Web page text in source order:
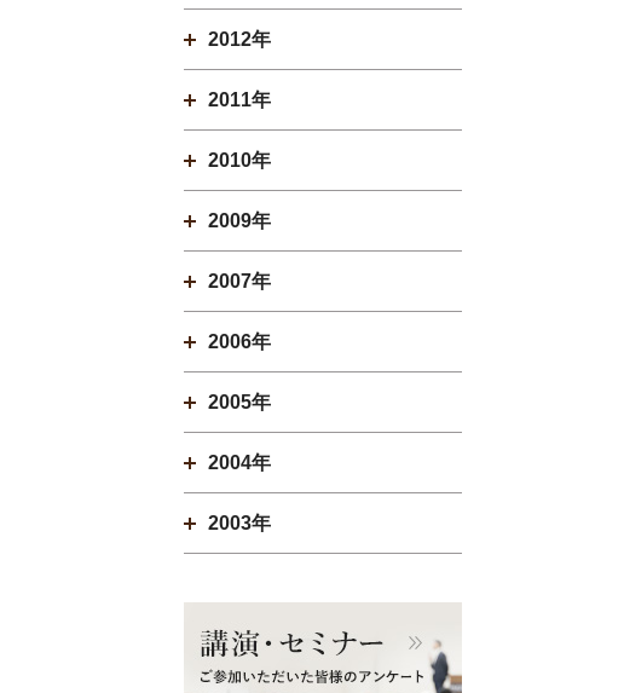
2012年
2011年
2010年
2009年
2007年
2006年
2005年
2004年
2003年